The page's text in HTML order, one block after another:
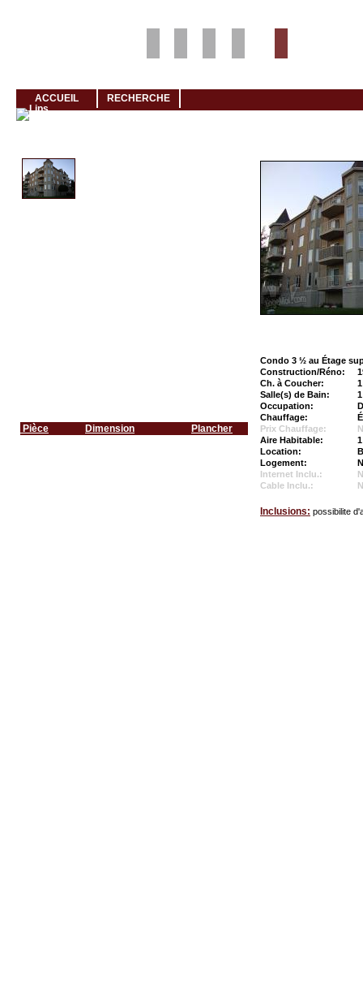
ACCUEIL RECHERCHE
Pièce Dimension Plancher
Condo 3 ½ au Étage
Construction/Réno:
Ch. à Coucher:
1
Salle(s) de Bain:
1
Occupation:
Chauffage:
Prix Chauffage:
Aire Habitable:
Location:
Logement:
Internet Inclu.:
Cable Inclu.:
Inclusions: possibilite